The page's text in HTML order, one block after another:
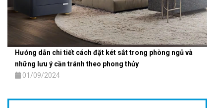
Hướng dẫn chi tiết cách đặt két sắt trong phòng ngủ và
những lưu ý cần tránh theo phong thủy
01/09/2024